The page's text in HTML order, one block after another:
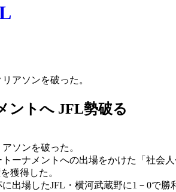
ントへ JFL勢破る
ソンを破った。
ーナメントへの出場をかけた「社会
獲得した。
出場したJFL・横河武蔵野に1－0で